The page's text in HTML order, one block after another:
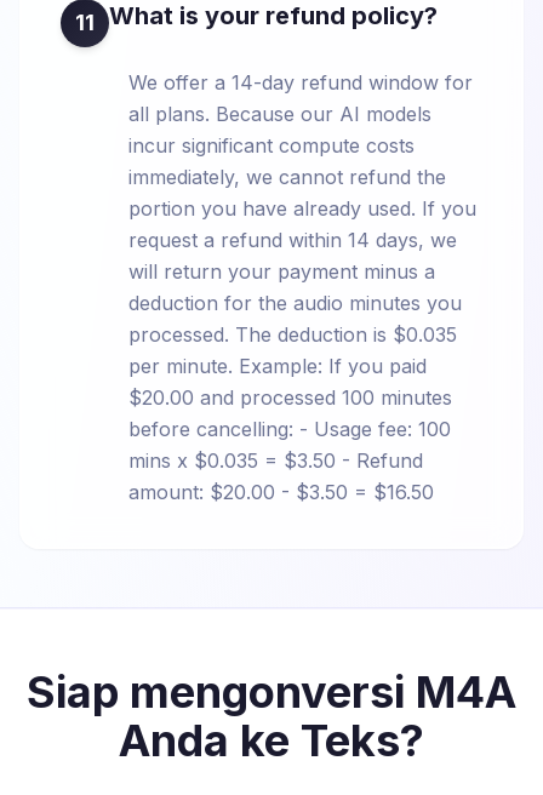
11 What is your refund policy?
We offer a 14-day refund window for
all plans. Because our AI models
incur significant compute costs
immediately, we cannot refund the
portion you have already used. If you
request a refund within 14 days, we
will return your payment minus a
deduction for the audio minutes you
processed. The deduction is $0.035
per minute. Example: If you paid
$20.00 and processed 100 minutes
before cancelling: - Usage fee: 100
mins x $0.035 = $3.50 - Refund
amount: $20.00 - $3.50 = $16.50
Siap mengonversi M4A
Anda ke Teks?